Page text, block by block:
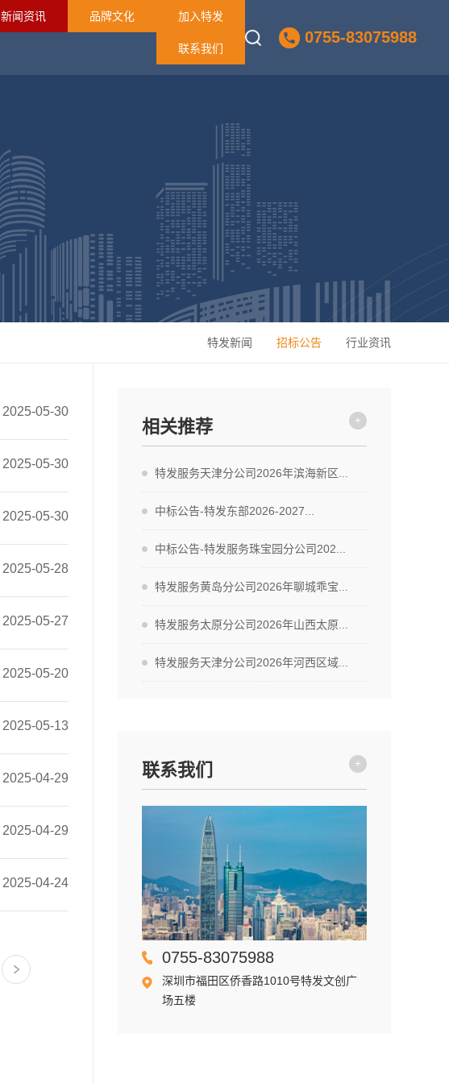
0755-83075988
新闻资讯 品牌文化 加入特发
联系我们
特发新闻 招标公告 行业资讯
2025-05-30
2025-05-30
2025-05-30
2025-05-28
2025-05-27
2025-05-20
2025-05-13
2025-04-29
2025-04-29
2025-04-24
相关推荐 +
特发服务天津分公司2026年滨海新区...
中标公告-特发东部2026-2027...
中标公告-特发服务珠宝园分公司202...
特发服务黄岛分公司2026年聊城乖宝...
特发服务太原分公司2026年山西太原...
特发服务天津分公司2026年河西区域...
联系我们 +
0755-83075988
深圳市福田区侨香路1010号特发文创广
场五楼